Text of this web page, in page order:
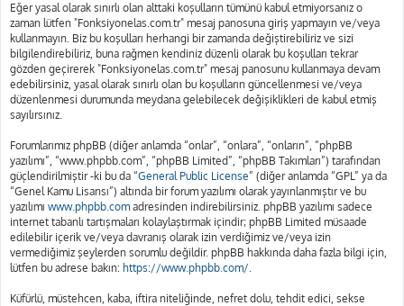
Eğer yasal olarak sınırlı olan alttaki koşulların tümünü kabul etmiyorsanız o
zaman lütfen "Fonksiyonelas.com.tr" mesaj panosuna giriş yapmayın ve/veya
kullanmayın. Biz bu koşulları herhangi bir zamanda değiştirebiliriz ve sizi
bilgilendirebiliriz, buna rağmen kendiniz düzenli olarak bu koşulları tekrar
gözden geçirerek "Fonksiyonelas.com.tr" mesaj panosunu kullanmaya devam
edebilirsiniz, yasal olarak sınırlı olan bu koşulların güncellenmesi ve/veya
düzenlenmesi durumunda meydana gelebilecek değişiklikleri de kabul etmiş
sayılırsınız.
Forumlarımız phpBB (diğer anlamda “onlar”, “onlara”, “onların”, “phpBB
yazılımı”, “www.phpbb.com”, “phpBB Limited”, “phpBB Takımları”) tarafından
güçlendirilmiştir -ki bu da “General Public License” (diğer anlamda “GPL” ya da
“Genel Kamu Lisansı”) altında bir forum yazılımı olarak yayınlanmıştır ve bu
yazılımı www.phpbb.com adresinden indirebilirsiniz. phpBB yazılımı sadece
internet tabanlı tartışmaları kolaylaştırmak içindir; phpBB Limited müsaade
edilebilir içerik ve/veya davranış olarak izin verdiğimiz ve/veya izin
vermediğimiz şeylerden sorumlu değildir. phpBB hakkında daha fazla bilgi için,
lütfen bu adrese bakın: https://www.phpbb.com/.
Küfürlü, müstehcen, kaba, iftira niteliğinde, nefret dolu, tehdit edici, sekse